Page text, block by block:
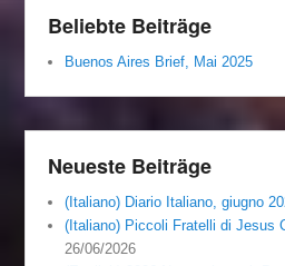
Beliebte Beiträge
Buenos Aires Brief, Mai 2025
Neueste Beiträge
(Italiano) Diario Italiano, giugno
(Italiano) Piccoli Fratelli di Jesus
26/06/2026